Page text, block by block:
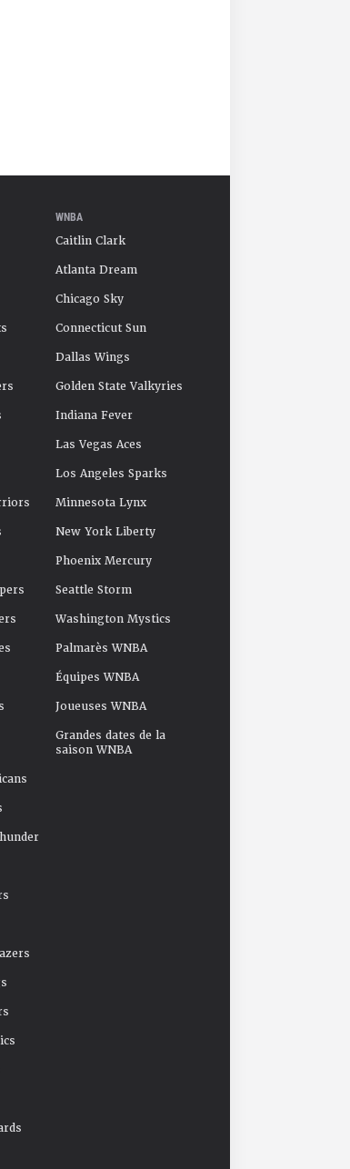
WNBA
Caitlin Clark
Atlanta Dream
Chicago Sky
Connecticut Sun
Dallas Wings
Golden State Valkyries
Indiana Fever
Las Vegas Aces
Los Angeles Sparks
Minnesota Lynx
New York Liberty
Phoenix Mercury
Seattle Storm
Washington Mystics
Palmarès WNBA
Équipes WNBA
Joueuses WNBA
Grandes dates de la
saison WNBA